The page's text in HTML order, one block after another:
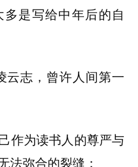
是写给中年后的自
云志，曾许人间第一
作为读书人的尊严与
法弥合的裂缝；